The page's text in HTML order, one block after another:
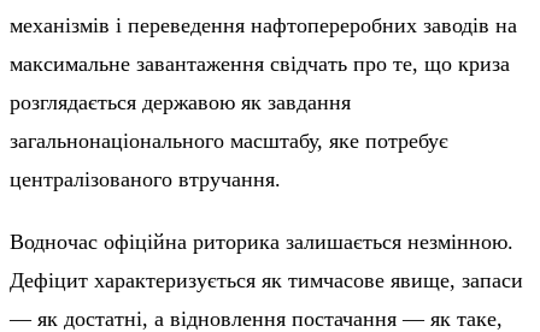
механізмів і переведення нафтопереробних заводів на
максимальне завантаження свідчать про те, що криза
розглядається державою як завдання
загальнонаціонального масштабу, яке потребує
централізованого втручання.
Водночас офіційна риторика залишається незмінною.
Дефіцит характеризується як тимчасове явище, запаси
— як достатні, а відновлення постачання — як таке,